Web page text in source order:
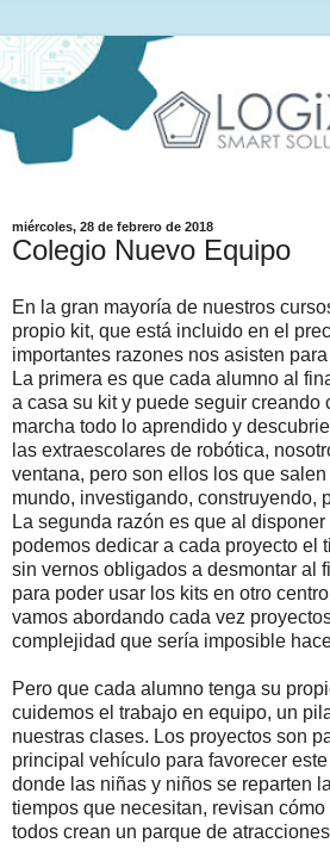
miércoles, 28 de febrero de 2018
Colegio Nuevo Equipo
En la gran mayoría de nuestros
propio kit, que está incluido en el
importantes razones nos asisten
La primera es que cada alumno al
a casa su kit y puede seguir creando
marcha todo lo aprendido y
las extraescolares de robótica,
ventana, pero son ellos los que salen
mundo, investigando, construyendo,
La segunda razón es que al
podemos dedicar a cada proyecto el
sin vernos obligados a desmontar al
para poder usar los kits en otro
vamos abordando cada vez
complejidad que sería imposible
Pero que cada alumno tenga su
cuidemos el trabajo en equipo, un
nuestras clases. Los proyectos son
principal vehículo para favorecer
donde las niñas y niños se reparten
tiempos que necesitan, revisan
todos crean un parque de